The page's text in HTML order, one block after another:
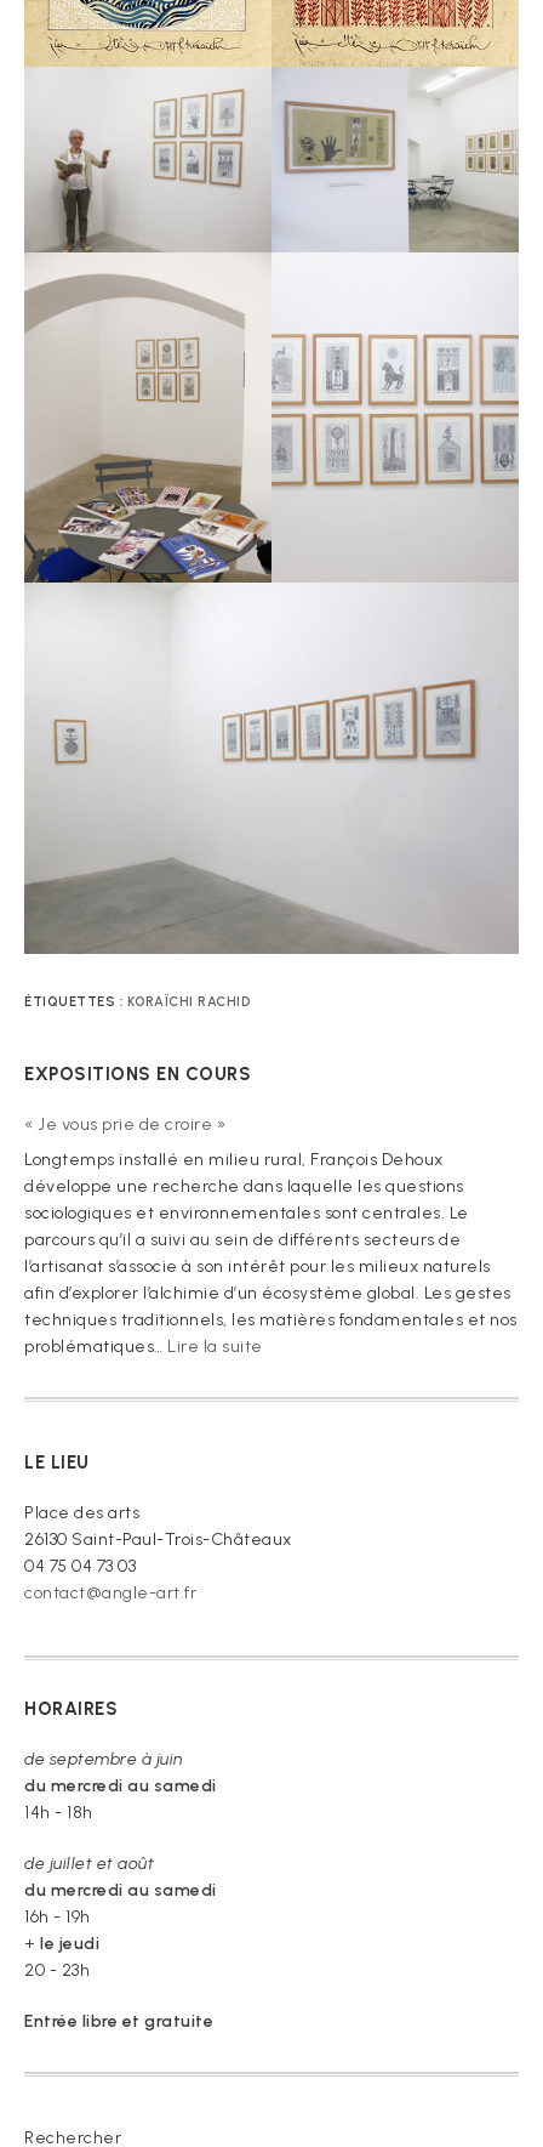
ÉTIQUETTES : KORAÏCHI RACHID
EXPOSITIONS EN COURS
« Je vous prie de croire »
Longtemps installé en milieu rural, François Dehoux
développe une recherche dans laquelle les questions
sociologiques et environnementales sont centrales. Le
parcours qu’il a suivi au sein de différents secteurs de
l’artisanat s’associe à son intérêt pour les milieux naturels
afin d’explorer l’alchimie d’un écosystème global. Les gestes
techniques traditionnels, les matières fondamentales et nos
problématiques… Lire la suite
vous
LE LIEU
Place des arts
26130 Saint-Paul-Trois-Châteaux
04 75 04 73 03
contact@angle-art.fr
HORAIRES
de septembre à juin
du mercredi au samedi
14h - 18h
de juillet et août
du mercredi au samedi
16h - 19h
+ le jeudi
20 - 23h
Entrée libre et gratuite
Rechercher